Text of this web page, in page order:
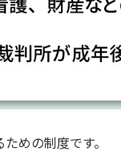
めの制度です。